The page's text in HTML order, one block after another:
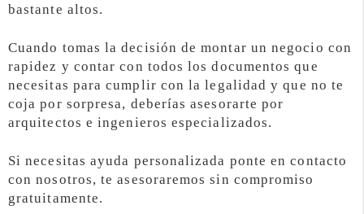
bastante altos.
Cuando tomas la decisión de montar un negocio con
rapidez y contar con todos los documentos que
necesitas para cumplir con la legalidad y que no te
coja por sorpresa, deberías asesorarte por
arquitectos e ingenieros especializados.
Si necesitas ayuda personalizada ponte en contacto
con nosotros, te asesoraremos sin compromiso
gratuitamente.